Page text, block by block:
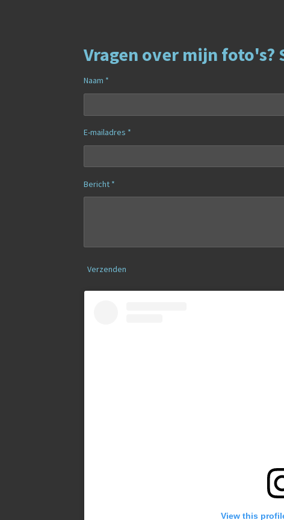
Vragen over mijn foto's?
Naam *
E-mailadres *
Bericht *
Verzenden
View this